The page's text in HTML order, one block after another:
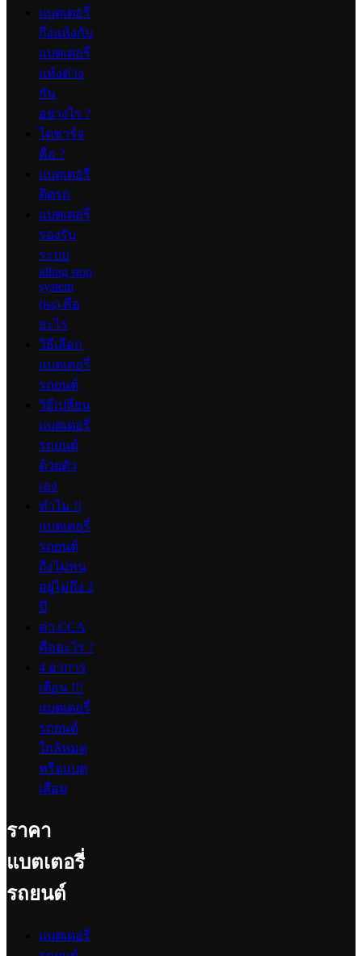
แบตเตอรี่
กึ่งแห้งกับ
แบตเตอรี่
แห้งต่าง
กัน
อย่างไร ?
ไดชาร์จ
คือ ?
แบตเตอรี่
ติดรถ
แบตเตอรี่
รองรับ
ระบบ
idling stop
system
(iss) คือ
อะไร
วิธีเลือก
แบตเตอรี่
รถยนต์
วิธีเปลี่ยน
แบตเตอรี่
รถยนต์
ด้วยตัว
เอง
ทำไม !!
แบตเตอรี่
รถยนต์
ถึงไม่ทน
อยู่ไม่ถึง 2
ปี
ค่า CCA
คืออะไร ?
4 อาการ
เตือน !!!
แบตเตอรี่
รถยนต์
ใกล้หมด
หรือแบต
เสื่อม
ราคา
แบตเตอรี่
รถยนต์
แบตเตอรี่